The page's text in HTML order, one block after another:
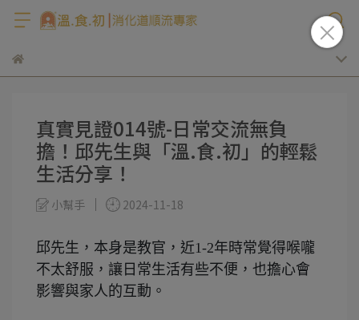
真實見證014號-日常交流無負
擔！邱先生與「溫.食.初」的輕鬆
生活分享！
小幫手 2024-11-18
邱先生，本身是教官，近1-2年時常覺得喉嚨
不太舒服，讓日常生活有些不便，也擔心會
影響與家人的互動。